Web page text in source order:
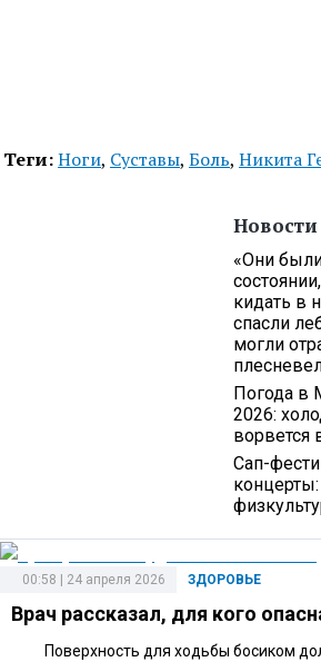
Теги:Ноги, Суставы, Боль, Никита
«Они
кидать в
спасли
могли
Погода в
2026:
ворвется
Сап-
ЗДОРОВЬЕ
00:58 | 24 апреля 2026
Врач рассказал, для кого
Поверхность для ходьбы босиком